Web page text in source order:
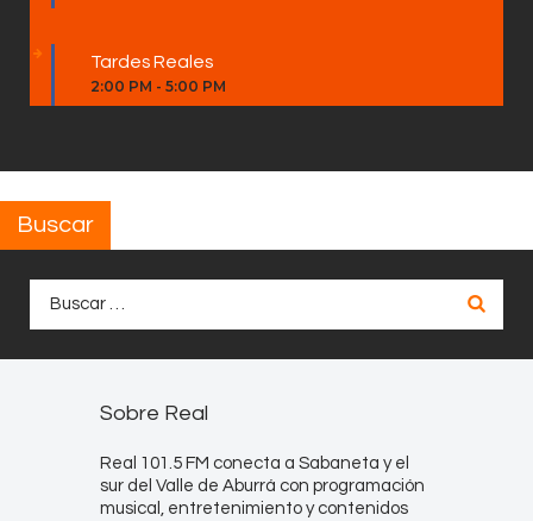
Tardes Reales
2:00 PM - 5:00 PM
Buscar
Sobre Real
Real 101.5 FM conecta a Sabaneta y el
sur del Valle de Aburrá con programación
musical, entretenimiento y contenidos